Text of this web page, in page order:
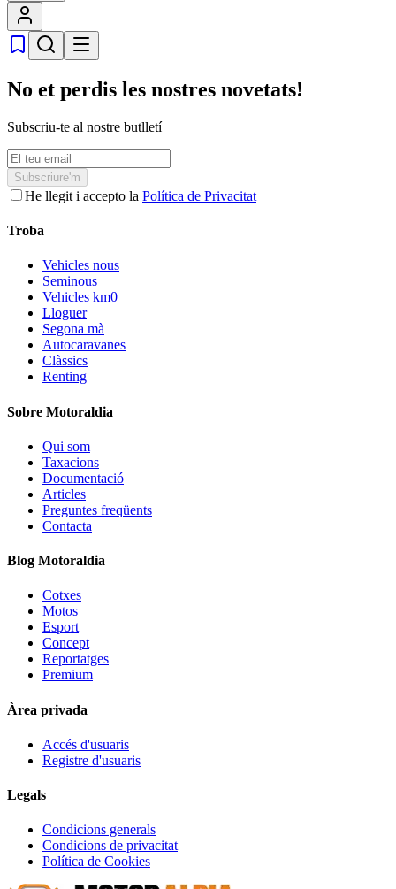
No et perdis les nostres novetats!
Subscriu-te al nostre butlletí
Subscriure'm
He llegit i accepto la Política de Privacitat
Troba
Vehicles nous
Seminous
Vehicles km0
Lloguer
Segona mà
Autocaravanes
Clàssics
Renting
Sobre Motoraldia
Qui som
Taxacions
Documentació
Articles
Preguntes freqüents
Contacta
Blog Motoraldia
Cotxes
Motos
Esport
Concept
Reportatges
Premium
Àrea privada
Accés d'usuaris
Registre d'usuaris
Legals
Condicions generals
Condicions de privacitat
Política de Cookies